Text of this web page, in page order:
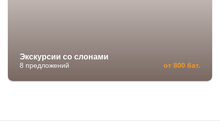
Экскурсии со слонами
8 предложений от 800 бат.